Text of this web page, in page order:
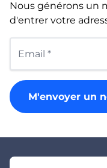
Nous générons un
d'entrer votre
M'envoyer un